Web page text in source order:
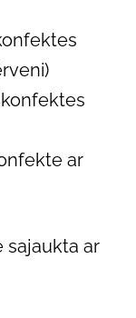
ar
sajaukta ar